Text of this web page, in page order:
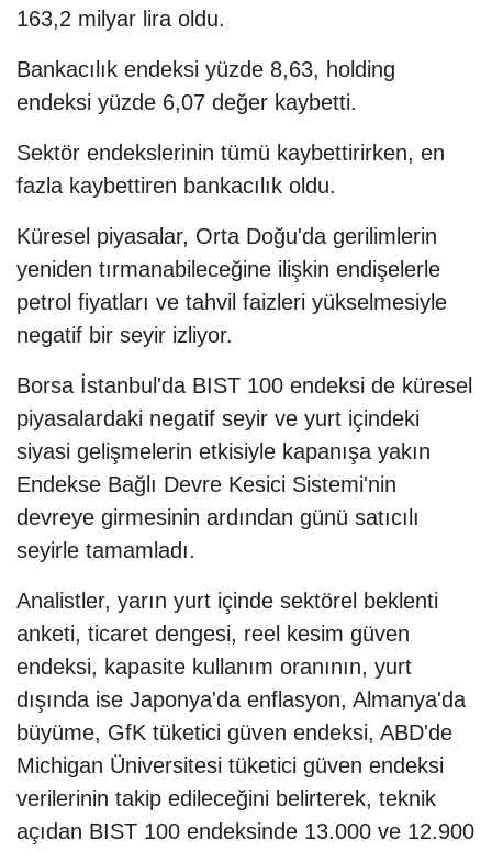
163,2 milyar lira oldu.
Bankacılık endeksi yüzde 8,63, holding
endeksi yüzde 6,07 değer kaybetti.
Sektör endekslerinin tümü kaybettirirken, en
fazla kaybettiren bankacılık oldu.
Küresel piyasalar, Orta Doğu'da gerilimlerin
yeniden tırmanabileceğine ilişkin endişelerle
petrol fiyatları ve tahvil faizleri yükselmesiyle
negatif bir seyir izliyor.
Borsa İstanbul'da BIST 100 endeksi de küresel
piyasalardaki negatif seyir ve yurt içindeki
siyasi gelişmelerin etkisiyle kapanışa yakın
Endekse Bağlı Devre Kesici Sistemi'nin
devreye girmesinin ardından günü satıcılı
seyirle tamamladı.
Analistler, yarın yurt içinde sektörel beklenti
anketi, ticaret dengesi, reel kesim güven
endeksi, kapasite kullanım oranının, yurt
dışında ise Japonya'da enflasyon, Almanya'da
büyüme, GfK tüketici güven endeksi, ABD'de
Michigan Üniversitesi tüketici güven endeksi
verilerinin takip edileceğini belirterek, teknik
açıdan BIST 100 endeksinde 13.000 ve 12.900